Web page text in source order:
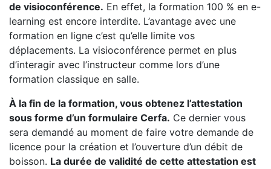
de visioconférence. En effet, la formation 100 % en e-
learning est encore interdite. L’avantage avec une
formation en ligne c’est qu’elle limite vos
déplacements. La visioconférence permet en plus
d’interagir avec l’instructeur comme lors d’une
formation classique en salle.
À la fin de la formation, vous obtenez l’attestation
sous forme d’un formulaire Cerfa. Ce dernier vous
sera demandé au moment de faire votre demande de
licence pour la création et l’ouverture d’un débit de
boisson. La durée de validité de cette attestation est